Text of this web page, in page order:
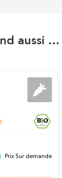
aussi …
Prix Sur demande